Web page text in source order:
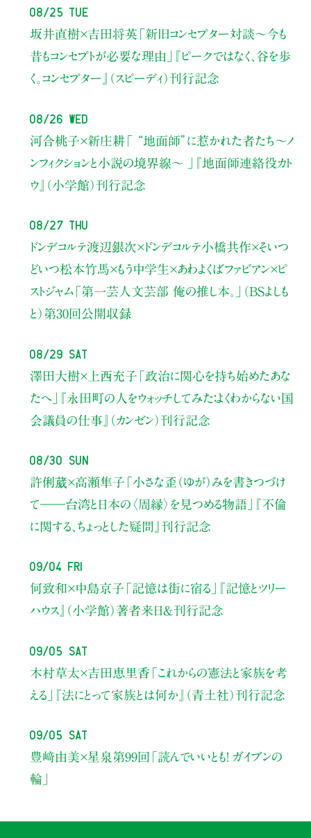
08/25 Tue
坂井直樹×吉田将英「新旧コンセプター対談～今も
昔もコンセプトが必要な理由」
『ピークではなく、谷を歩
く。コンセプター』（スピーディ）刊行記念
08/26 Wed
河合桃子×新庄耕「 “地面師”に惹かれた者たち〜ノ
ンフィクションと小説の境界線〜 」
『地面師連絡役カト
ウ』（小学館）刊行記念
08/27 Thu
ドンデコルテ渡辺銀次×ドンデコルテ小橋共作×そいつ
どいつ松本竹馬×もう中学生×あわよくばファビアン×ピ
ストジャム「第一芸人文芸部 俺の推し本。」（BSよしも
と） 第30回公開収録
08/29 Sat
澤田大樹×上西充子 「政治に関心を持ち始めたあな
たへ」
『永田町の人をウォッチしてみた：よくわからない国
会議員の仕事』（カンゼン）刊行記念
08/30 Sun
許俐葳×高瀬隼子 「小さな歪（ゆが）みを書きつづけ
て――台湾と日本の〈周縁〉を見つめる物語」
『不倫
に関する、ちょっとした疑問』刊行記念
09/04 Fri
何致和×中島京子 「記憶は街に宿る」
『記憶とツリー
ハウス』（小学館）著者来日＆刊行記念
09/05 Sat
木村草太×吉田恵里香 「これからの憲法と家族を考
える」
『法にとって家族とは何か』（青土社）刊行記念
09/05 Sat
豊﨑由美×星泉 第99回「読んでいいとも！ ガイブンの
輪」